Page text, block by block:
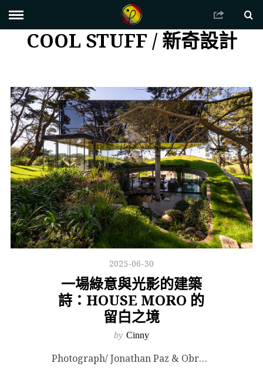
COOL STUFF / 新奇設計
2025-06-30
一場綠意與光影的建築
詩：HOUSE MORO 的
留白之境
by Cinny
Photograph/ Jonathan Paz & Obra Linda. Images ...